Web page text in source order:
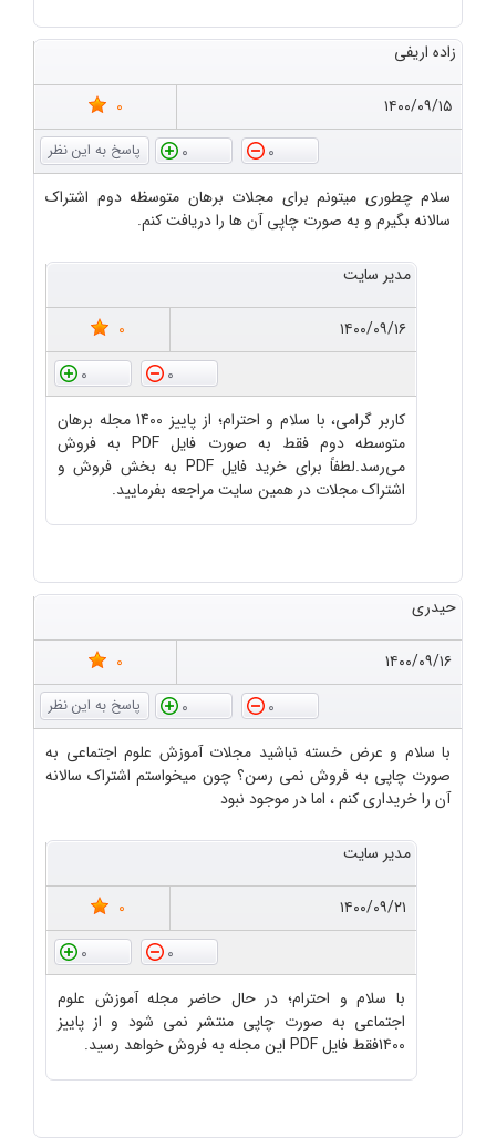
زاده اریفی
۱۴۰۰/۰۹/۱۵
0
0
0
سلام چطوری میتونم برای مجلات برهان متوسظه دوم اشتراک
سالانه بگیرم و به صورت چاپی آن ها را دریافت کنم.
مدیر سایت
۱۴۰۰/۰۹/۱۶
0
0
0
کاربر گرامی، با سلام و احترام؛ از پاییز 1400 مجله برهان
متوسطه دوم فقط به صورت فایل PDF به فروش
می‌رسد.لطفاً برای خرید فایل PDF به بخش فروش و
اشتراک مجلات در همین سایت مراجعه بفرمایید.
حیدری
۱۴۰۰/۰۹/۱۶
0
0
0
با سلام و عرض خسته نباشید مجلات آموزش علوم اجتماعی به
صورت چاپی به فروش نمی رسن؟ چون میخواستم اشتراک سالانه
آن را خریداری کنم ، اما در موجود نبود
مدیر سایت
۱۴۰۰/۰۹/۲۱
0
0
0
با سلام و احترام؛ در حال حاضر مجله آموزش علوم
اجتماعی به صورت چاپی منتشر نمی شود و از پاییز
1400فقط فایل PDF این مجله به فروش خواهد رسید.